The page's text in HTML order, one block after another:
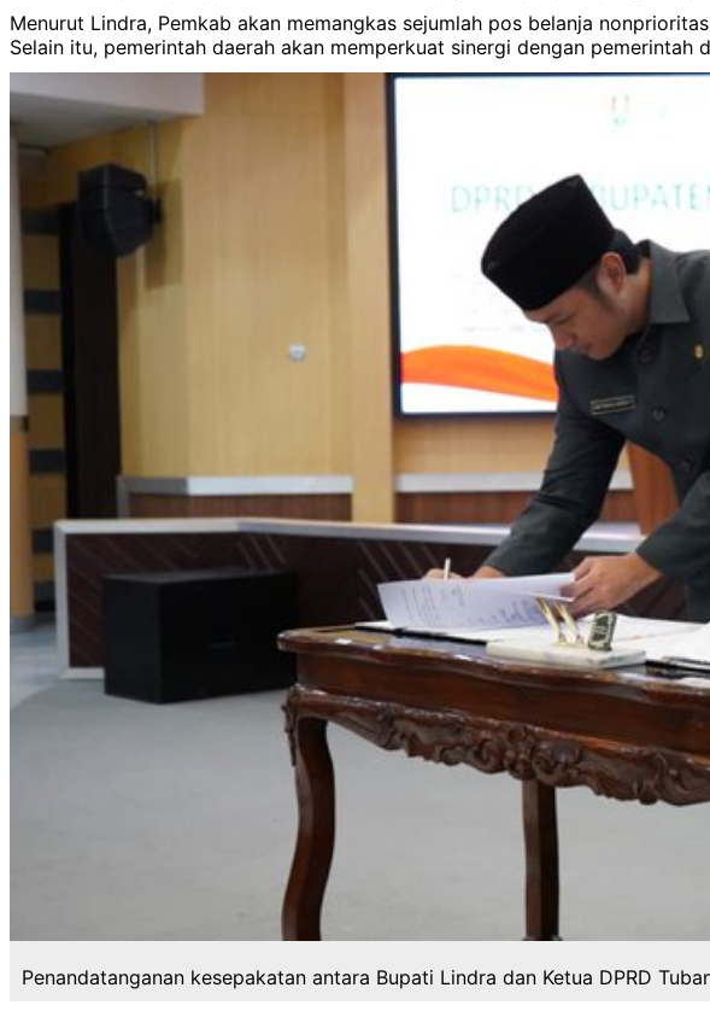
Menurut Lindra, Pemkab akan memangkas sejumlah pos belanja
Selain itu, pemerintah daerah akan memperkuat sinergi dengan pemerintah
Penandatanganan kesepakatan antara Bupati Lindra dan Ketua DPRD